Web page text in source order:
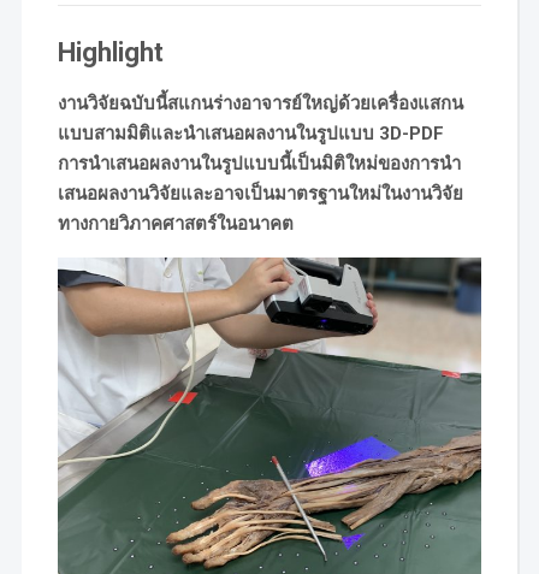
Highlight
งานวิจัยฉบับนี้สแกนร่างอาจารย์ใหญ่ด้วยเครื่องแสกน
แบบสามมิติและนำเสนอผลงานในรูปแบบ 3D-PDF
การนำเสนอผลงานในรูปแบบนี้เป็นมิติใหม่ของการนำ
เสนอผลงานวิจัยและอาจเป็นมาตรฐานใหม่ในงานวิจัย
ทางกายวิภาคศาสตร์ในอนาคต